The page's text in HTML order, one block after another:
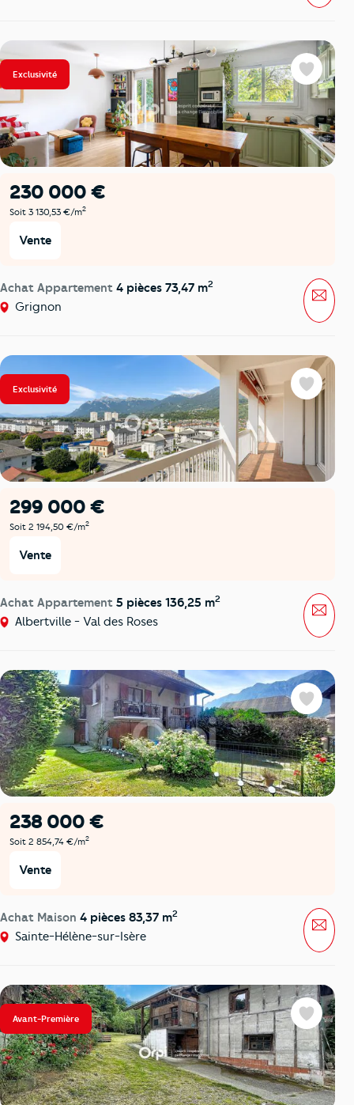
Exclusivité
230 000 €
Soit 3 130,53 €/m2
Vente
Achat Appartement 4 pièces 73,47 m2
Grignon
Favoris
Exclusivité
299 000 €
Soit 2 194,50 €/m2
Vente
Achat Appartement 5 pièces 136,25 m2
Albertville - Val des Roses
Favoris
238 000 €
Soit 2 854,74 €/m2
Vente
Achat Maison 4 pièces 83,37 m2
Sainte-Hélène-sur-Isère
Favoris
Avant-Première Favoris